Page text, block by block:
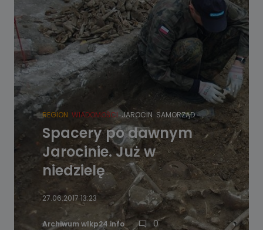
REGION WIADOMOŚCI JAROCIN SAMORZĄD
Spacery po dawnym
Jarocinie. Już w
niedzielę
27.06.2017 13:23
Archiwum wlkp24.info 0